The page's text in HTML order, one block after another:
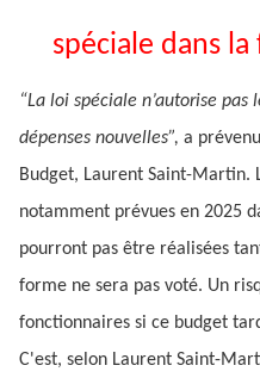
spéciale dans
“La loi spéciale n’autorise
dépenses nouvelles”, a
Budget, Laurent Saint-Martin.
notamment prévues en 2025
pourront pas être réalisées
forme ne sera pas voté. Un
fonctionnaires si ce budget
C'est, selon Laurent Saint-